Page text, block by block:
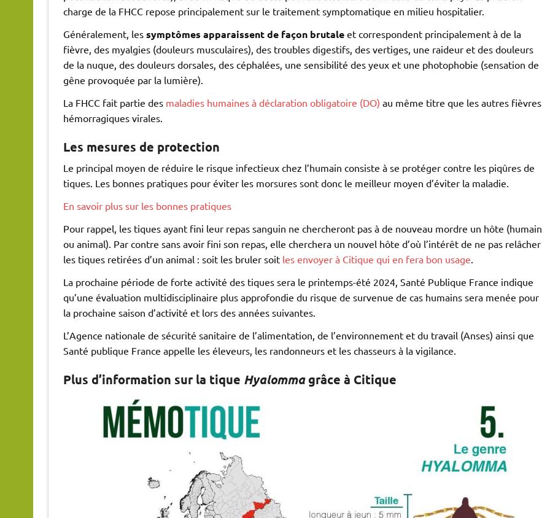
charge de la FHCC repose principalement sur le traitement symptomatique en milieu hospitalier.
Généralement, les symptômes apparaissent de façon brutaleet correspondent principalement à de la
fièvre, des myalgies (douleurs musculaires), des troubles digestifs, des vertiges, une raideur et des douleurs
de la nuque, des douleurs dorsales, des céphalées, une sensibilité des yeux et une photophobie (sensation de
gêne provoquée par la lumière).
La FHCC fait partie des maladies humaines à déclaration obligatoire (DO) au même titre que les autres fièvres
hémorragiques virales.
Les mesures de protection
Le principal moyen de réduire le risque infectieux chez l’humain consiste à se protéger contre les piqûres de
tiques. Les bonnes pratiques pour éviter les morsures sont donc le meilleur moyen d’éviter la maladie.
En savoir plus sur les bonnes pratiques
Pour rappel, les tiques ayant fini leur repas sanguin ne chercheront pas à de nouveau mordre un hôte (humain
ou animal). Par contre sans avoir fini son repas, elle cherchera un nouvel hôte d’où l’intérêt de ne pas relâcher
les tiques retirées d’un animal : soit les bruler soit les envoyer à Citique qui en fera bon usage.
La prochaine période de forte activité des tiques sera le printemps-été 2024, Santé Publique France indique
qu’une évaluation multidisciplinaire plus approfondie du risque de survenue de cas humains sera menée pour
la prochaine saison d’activité et lors des années suivantes.
L’Agence nationale de sécurité sanitaire de l’alimentation, de l’environnement et du travail (Anses) ainsi que
Santé publique France appelle les éleveurs, les randonneurs et les chasseurs à la vigilance.
Plus d’information sur la tique Hyalommagrâce à Citique